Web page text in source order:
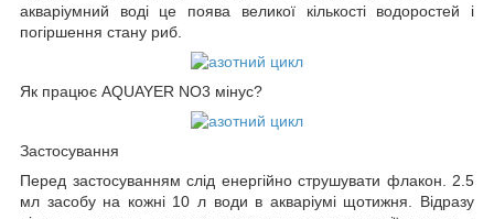
акваріумний воді це поява великої кількості водоростей і
погіршення стану риб.
Як працює AQUAYER NO3 мінус?
Застосування
Перед застосуванням слід енергійно струшувати флакон. 2.5
мл засобу на кожні 10 л води в акваріумі щотижня. Відразу